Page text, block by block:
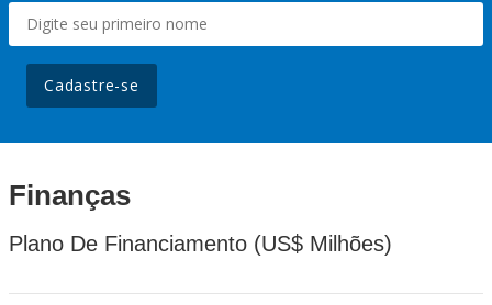
Cadastre-se
Finanças
Plano De Financiamento (US$ Milhões)